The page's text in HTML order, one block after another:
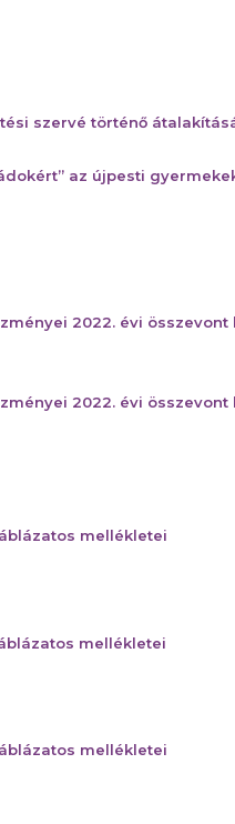
szervé történő
az újpesti
2022. évi
2022. évi
mellékletei
mellékletei
mellékletei